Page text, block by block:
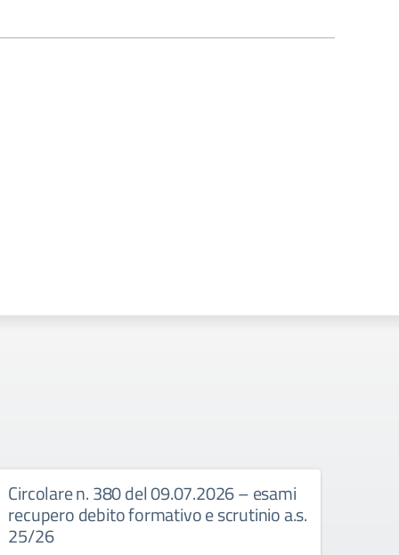
Circolare n. 380 del 09.07.2026 – esami
recupero debito formativo e scrutinio a.s.
25/26